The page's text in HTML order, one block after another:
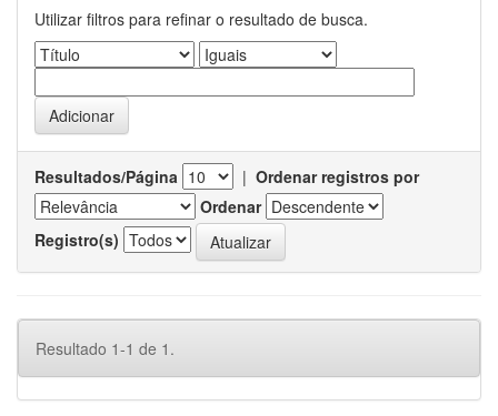
Utilizar filtros para refinar o resultado de busca.
Resultados/Página | Ordenar registros por
Ordenar
Registro(s)
Resultado 1-1 de 1.